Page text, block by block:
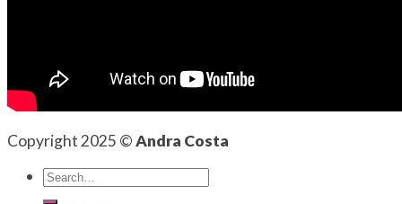
Copyright 2025 ©Andra Costa